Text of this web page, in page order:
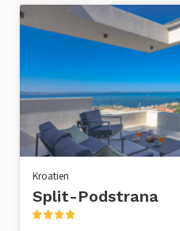
Kroatien
Split-Podstrana